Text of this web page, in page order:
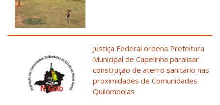
Justiça Federal ordena Prefeitura
Municipal de Capelinha paralisar
construção de aterro sanitário nas
proximidades de Comunidades
Quilombolas